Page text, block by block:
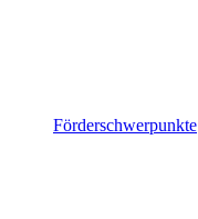
Förderschwerpunkte